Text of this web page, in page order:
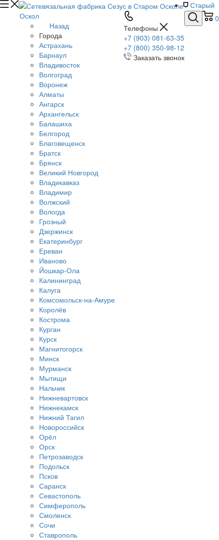
0
Телефоны
+7 (903) 081-63-35
+7 (800) 350-98-12
Заказать звонок
Старый
Оскол
Назад
Города
Астрахань
Барнаул
Владивосток
Волгоград
Воронеж
Алматы
Ангарск
Архангельск
Балашиха
Белгород
Благовещенск
Братск
Брянск
Великий Новгород
Владикавказ
Владимир
Волжский
Вологда
Грозный
Дзержинск
Екатеринбург
Ереван
Иваново
Йошкар-Ола
Калининград
Калуга
Комсомольск-на-Амуре
Королёв
Кострома
Курган
Курск
Магнитогорск
Минск
Мурманск
Мытищи
Нальчик
Нижневартовск
Нижнекамск
Нижний Тагил
Новороссийск
Орёл
Орск
Петрозаводск
Подольск
Псков
Саранск
Севастополь
Симферополь
Смоленск
Сочи
Ставрополь